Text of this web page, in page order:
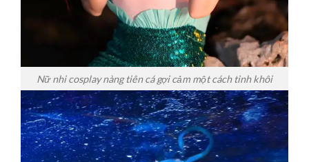
Nữ nhi cosplay nàng tiên cá gợi cảm một cách tinh khôi